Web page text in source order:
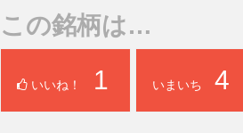
この銘柄は…
いいね！ 1 いまいち 4